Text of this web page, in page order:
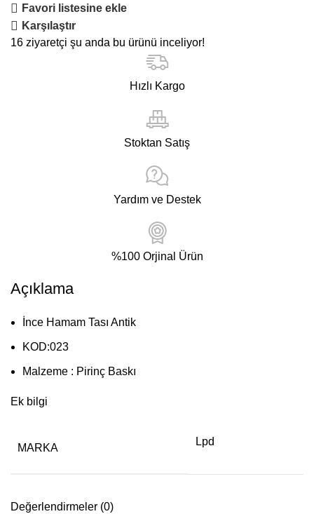
Favori listesine ekle
Karşılaştır
16 ziyaretçi şu anda bu ürünü inceliyor!
Hızlı Kargo
Stoktan Satış
Yardım ve Destek
%100 Orjinal Ürün
Açıklama
İnce Hamam Tası Antik
KOD:023
Malzeme : Pirinç Baskı
Ek bilgi
MARKA
Lpd
Değerlendirmeler (0)